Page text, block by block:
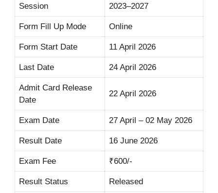
Session 2023–2027
Form Fill Up Mode Online
Form Start Date 11 April 2026
Last Date 24 April 2026
Admit Card Release
Date
22 April 2026
Exam Date 27 April – 02 May 2026
Result Date 16 June 2026
Exam Fee ₹600/-
Result Status Released